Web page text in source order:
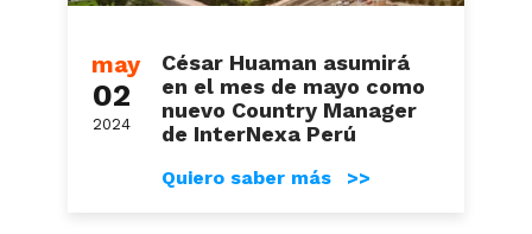
may
02
2024
César Huaman asumirá
en el mes de mayo como
nuevo Country Manager
de InterNexa Perú
Quiero saber más >>